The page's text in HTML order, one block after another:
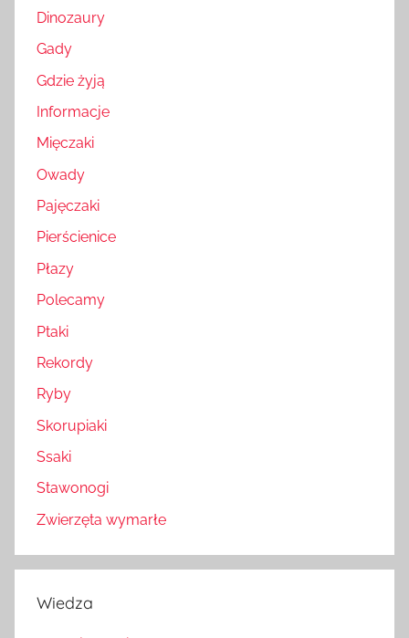
Dinozaury
Gady
Gdzie żyją
Informacje
Mięczaki
Owady
Pajęczaki
Pierścienice
Płazy
Polecamy
Ptaki
Rekordy
Ryby
Skorupiaki
Ssaki
Stawonogi
Zwierzęta wymarłe
Wiedza